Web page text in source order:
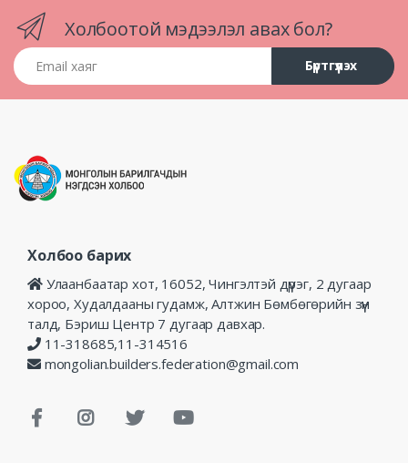
Холбоотой мэдээлэл авах бол?
Email хаяг
Бүртгүүлэх
Холбоо барих
Улаанбаатар хот, 16052, Чингэлтэй дүүрэг, 2 дугаар
хороо, Худалдааны гудамж, Алтжин Бөмбөгөрийн зүүн
талд, Бэриш Центр 7 дугаар давхар.
11-318685,11-314516
mongolian.builders.federation@gmail.com